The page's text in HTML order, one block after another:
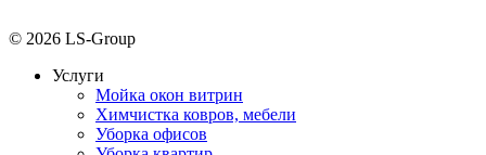
© 2026 LS-Group
Услуги
Мойка окон витрин
Химчистка ковров, мебели
Уборка офисов